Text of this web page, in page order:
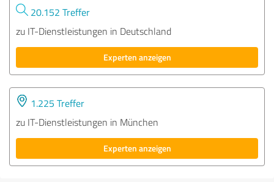
20.152 Treffer
zu IT-Dienstleistungen in Deutschland
Experten anzeigen
1.225 Treffer
zu IT-Dienstleistungen in München
Experten anzeigen